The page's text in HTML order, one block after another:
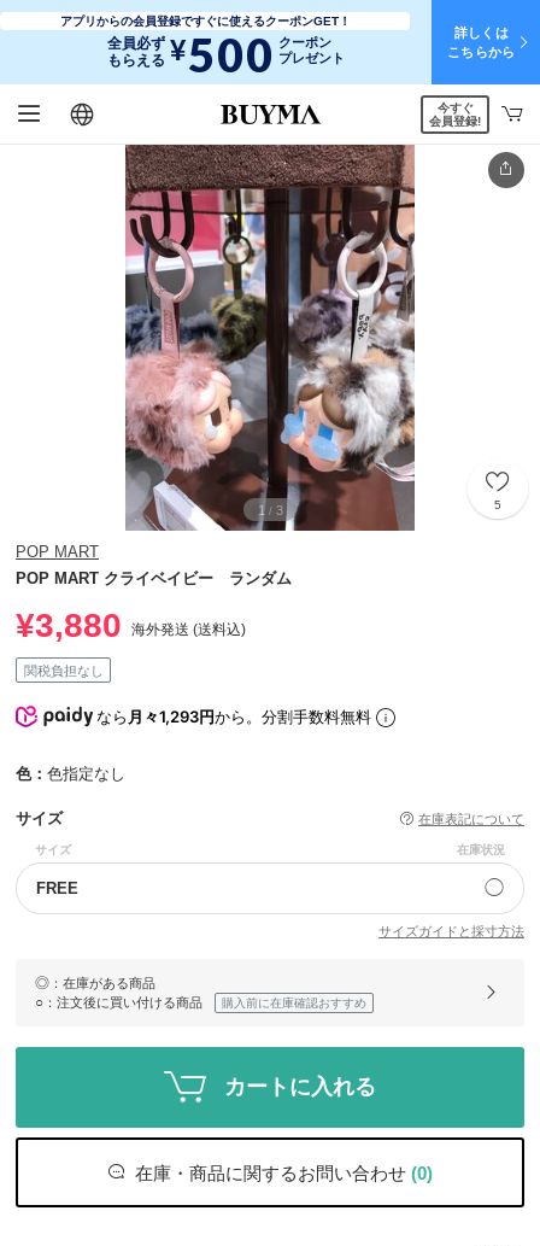
アプリからの会員登録ですぐに使えるクーポンGET！
全員必ず
もらえる ¥500 クーポン
プレゼント
詳しくは
こちらから
日本語
English
简体中文
繁體中文
今すぐ
会員登録!
1 / 3 5
POP MART
POP MART クライベイビー ランダム
¥3,880 海外発送 (送料込)
関税負担なし
なら月々1,293円から。分割手数料無料
色： 色指定なし
サイズ 在庫表記について
サイズ 在庫状況
FREE ◯
サイズガイドと採寸方法
◎ ：在庫がある商品
○ ：注文後に買い付ける商品 購入前に在庫確認おすすめ
カートに入れる
在庫・商品に関するお問い合わせ (0)